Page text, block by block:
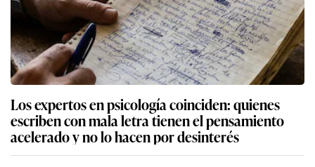
Los expertos en psicología coinciden: quienes
escriben con mala letra tienen el pensamiento
acelerado y no lo hacen por desinterés